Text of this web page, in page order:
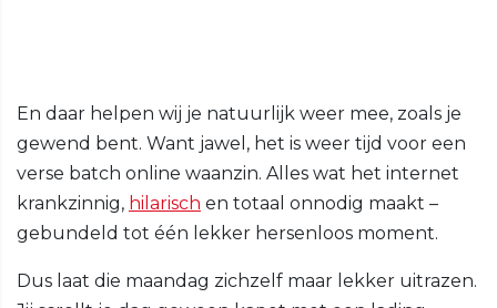
En daar helpen wij je natuurlijk weer mee, zoals je
gewend bent. Want jawel, het is weer tijd voor een
verse batch online waanzin. Alles wat het internet
krankzinnig, hilarisch en totaal onnodig maakt –
gebundeld tot één lekker hersenloos moment.
Dus laat die maandag zichzelf maar lekker uitrazen.